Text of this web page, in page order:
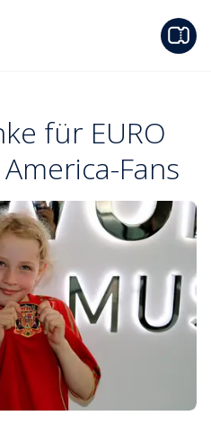
für EURO
Fans